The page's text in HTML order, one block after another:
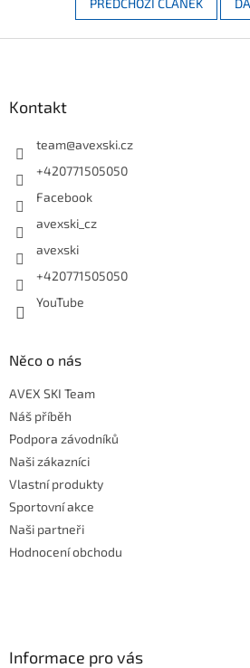
Kontakt
team@avexski.cz
+420771505050
Facebook
avexski_cz
avexski
+420771505050
YouTube
Něco o nás
AVEX SKI Team
Náš příběh
Podpora závodníků
Naši zákazníci
Vlastní produkty
Sportovní akce
Naši partneři
Hodnocení obchodu
Informace pro vás